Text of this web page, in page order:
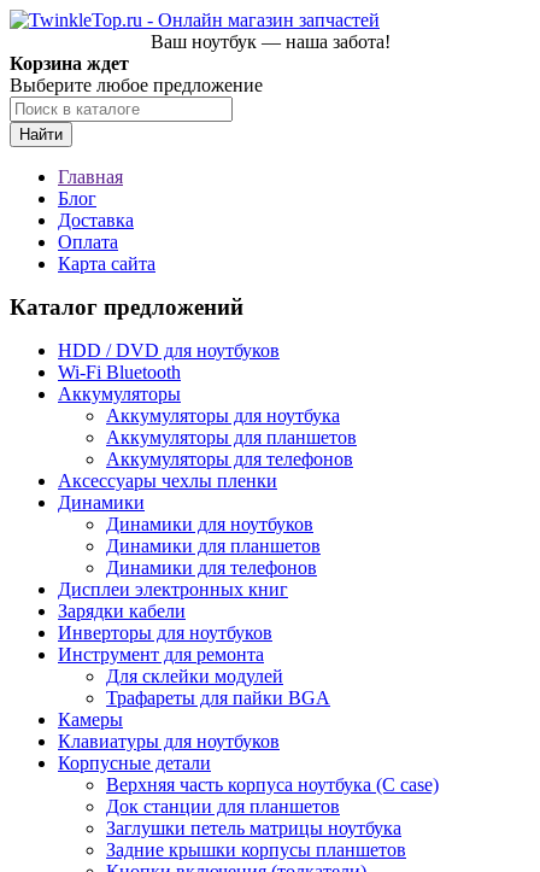
Ваш ноутбук — наша забота!
Корзина ждет
Выберите любое предложение
Найти
Главная
Блог
Доставка
Оплата
Карта сайта
Каталог предложений
HDD / DVD для ноутбуков
Wi-Fi Bluetooth
Аккумуляторы
Аккумуляторы для ноутбука
Аккумуляторы для планшетов
Аккумуляторы для телефонов
Аксессуары чехлы пленки
Динамики
Динамики для ноутбуков
Динамики для планшетов
Динамики для телефонов
Дисплеи электронных книг
Зарядки кабели
Инверторы для ноутбуков
Инструмент для ремонта
Для склейки модулей
Трафареты для пайки BGA
Камеры
Клавиатуры для ноутбуков
Корпусные детали
Верхняя часть корпуса ноутбука (С case)
Док станции для планшетов
Заглушки петель матрицы ноутбука
Задние крышки корпусы планшетов